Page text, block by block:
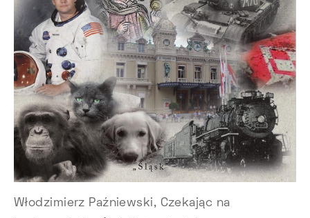
Włodzimierz Paźniewski, Czekając na